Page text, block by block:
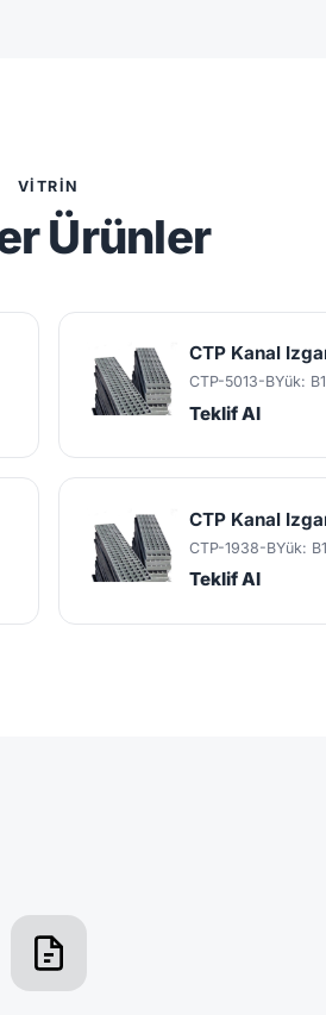
VITRIN
Ürünler
CTP Kanal
CTP-5013-BYük:
Teklif Al
CTP Kanal
CTP-1938-BYük:
Teklif Al